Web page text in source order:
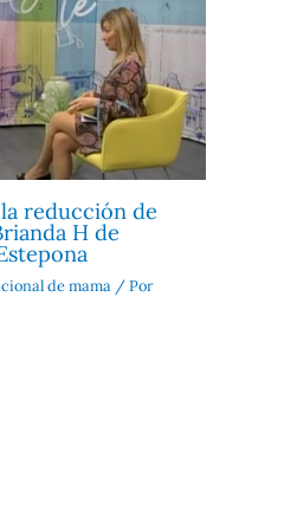
reducción de
H de
de mama / Por